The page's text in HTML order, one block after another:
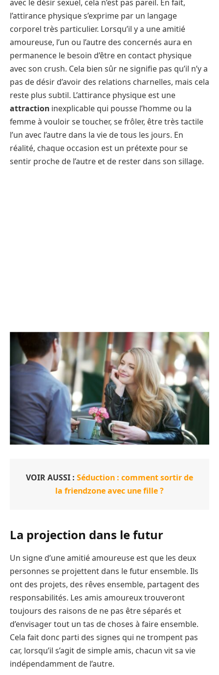
avec le désir sexuel, cela n’est pas pareil. En fait,
l’attirance physique s’exprime par un langage
corporel très particulier. Lorsqu’il y a une amitié
amoureuse, l’un ou l’autre des concernés aura en
permanence le besoin d’être en contact physique
avec son crush. Cela bien sûr ne signifie pas qu’il n’y a
pas de désir d’avoir des relations charnelles, mais cela
reste plus subtil. L’attirance physique est une
attraction inexplicable qui pousse l’homme ou la
femme à vouloir se toucher, se frôler, être très tactile
l’un avec l’autre dans la vie de tous les jours. En
réalité, chaque occasion est un prétexte pour se
sentir proche de l’autre et de rester dans son sillage.
VOIR AUSSI : Séduction : comment sortir de
la friendzone avec une fille ?
La projection dans le futur
Un signe d’une amitié amoureuse est que les deux
personnes se projettent dans le futur ensemble. Ils
ont des projets, des rêves ensemble, partagent des
responsabilités. Les amis amoureux trouveront
toujours des raisons de ne pas être séparés et
d’envisager tout un tas de choses à faire ensemble.
Cela fait donc parti des signes qui ne trompent pas
car, lorsqu’il s’agit de simple amis, chacun vit sa vie
indépendamment de l’autre.